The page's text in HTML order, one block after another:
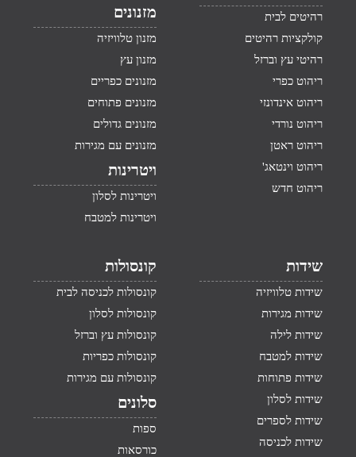
רהיטים לבית
קולקציות רהיטים
רהיטי עץ וברזל
ריהוט כפרי
ריהוט אינדונזי
ריהוט נורדי
ריהוט ראטן
ריהוט וינטאג'
ריהוט חדש
מזנונים
מזנון טלוויזיה
מזנון עץ
מזנונים כפריים
מזנונים פתוחים
מזנונים גדולים
מזנונים עם מגירות
ויטרינות
ויטרינות לסלון
ויטרינות למטבח
שידות
שידות טלוויזיה
שידות מגירות
שידות לילה
שידות למטבח
שידות פתוחות
שידות לסלון
שידות לספרים
שידות לכניסה
קונסולות
קונסולות לכניסה לבית
קונסולות לסלון
קונסולות עץ וברזל
קונסולות כפריות
קונסולות עם מגירות
סלונים
ספות
כורסאות